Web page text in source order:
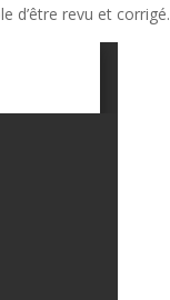
d’être revu et corrigé.